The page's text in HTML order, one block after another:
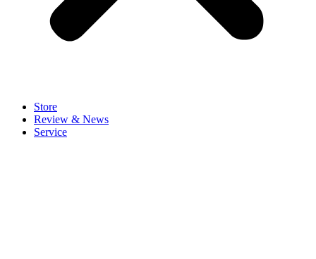
Store
Review & News
Service